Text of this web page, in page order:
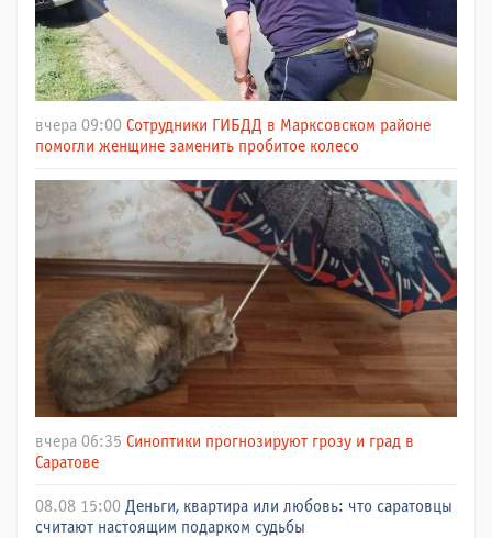
вчера 09:00 Сотрудники ГИБДД в Марксовском районе
помогли женщине заменить пробитое колесо
вчера 06:35 Синоптики прогнозируют грозу и град в
Саратове
08.08 15:00 Деньги, квартира или любовь: что саратовцы
считают настоящим подарком судьбы